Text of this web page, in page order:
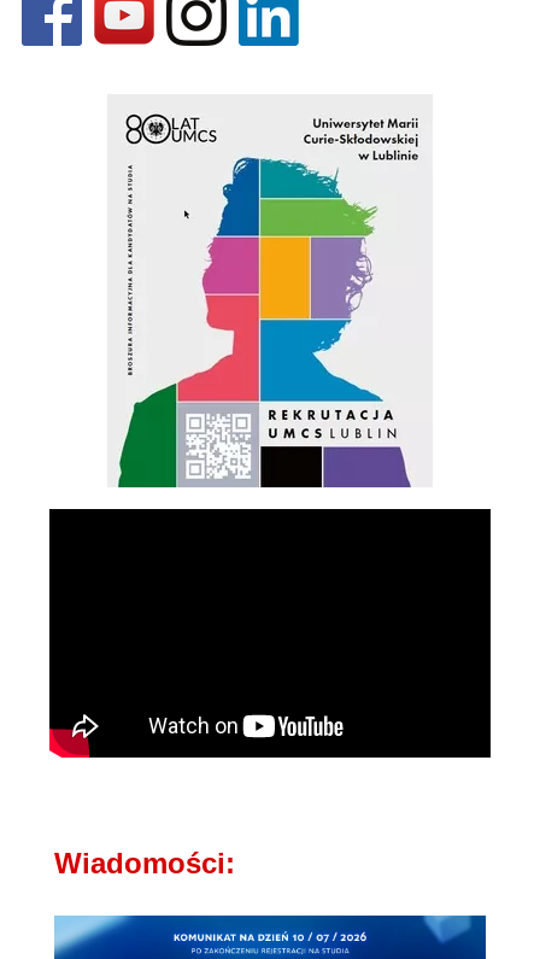
Wiadomości: